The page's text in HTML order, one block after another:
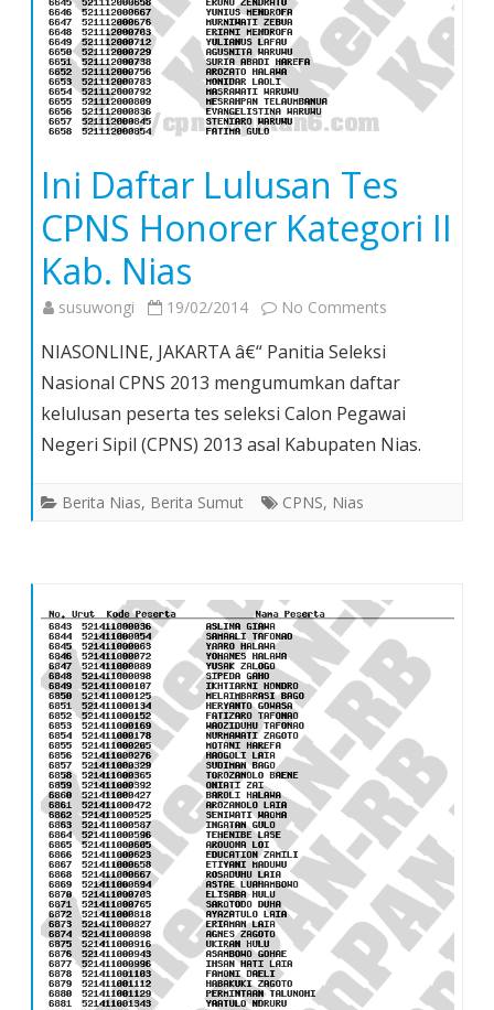
Ini Daftar Lulusan Tes
CPNS Honorer Kategori II
Kab. Nias
susuwongi 19/02/2014 No Comments
Lulusan
Tes
CPNS
NIASONLINE, JAKARTA â€“ Panitia Seleksi
Nasional CPNS 2013 mengumumkan daftar
kelulusan peserta tes seleksi Calon Pegawai
Negeri Sipil (CPNS) 2013 asal Kabupaten Nias.
Berita Nias, Berita Sumut CPNS, Nias